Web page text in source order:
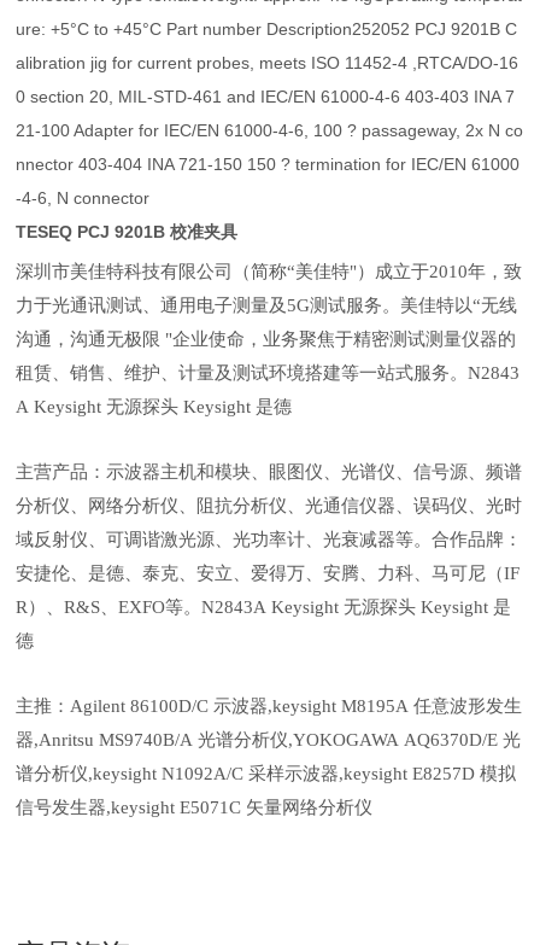
ure: +5°C to +45°C Part number Description252052 PCJ 9201B C
alibration jig for current probes, meets ISO 11452-4 ,RTCA/DO-16
0 section 20, MIL-STD-461 and IEC/EN 61000-4-6 403-403 INA 7
21-100 Adapter for IEC/EN 61000-4-6, 100 ? passageway, 2x N co
nnector 403-404 INA 721-150 150 ? termination for IEC/EN 61000
-4-6, N connector
TESEQ PCJ 9201B 校准夹具
深圳市美佳特科技有限公司（简称“美佳特"）成立于2010年，致
力于光通讯测试、通用电子测量及5G测试服务。美佳特以“无线
沟通，沟通无极限 "企业使命，业务聚焦于精密测试测量仪器的
租赁、销售、维护、计量及测试环境搭建等一站式服务。N2843
A Keysight 无源探头 Keysight 是德
主营产品：示波器主机和模块、眼图仪、光谱仪、信号源、频谱
分析仪、网络分析仪、阻抗分析仪、光通信仪器、误码仪、光时
域反射仪、可调谐激光源、光功率计、光衰减器等。合作品牌：
安捷伦、是德、泰克、安立、爱得万、安腾、力科、马可尼（IF
R）、R&S、EXFO等。N2843A Keysight 无源探头 Keysight 是
德
主推：Agilent 86100D/C 示波器,keysight M8195A 任意波形发生
器,Anritsu MS9740B/A 光谱分析仪,YOKOGAWA AQ6370D/E 光
谱分析仪,keysight N1092A/C 采样示波器,keysight E8257D 模拟
信号发生器,keysight E5071C 矢量网络分析仪